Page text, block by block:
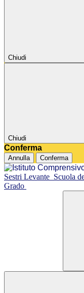
Chiudi
Chiudi
Conferma
Annulla Conferma
Sestri Levante Scuola
Grado